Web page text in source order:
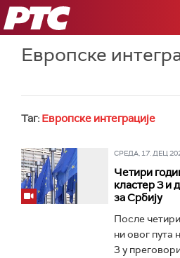
РТС
Европске
Таг: Европске интеграције
СРЕДА, 17. ДЕЦ
Четири
кластер 3 и
за Србију
После
ни овог пута
3 у